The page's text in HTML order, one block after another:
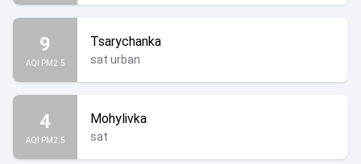
9
AQI PM2.5
Tsarychanka
sat urban
4
AQI PM2.5
Mohylivka
sat